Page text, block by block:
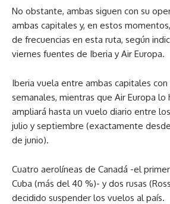
No obstante, ambas siguen con su
ambas capitales y, en estos
de frecuencias en esta ruta, según
viernes fuentes de Iberia y Air Europa.
Iberia vuela entre ambas capitales
semanales, mientras que Air Europa lo
ampliará hasta un vuelo diario entre
julio y septiembre (exactamente
de junio).
Cuatro aerolíneas de Canadá -el
Cuba (más del 40 %)- y dos rusas
decidido suspender los vuelos al país.